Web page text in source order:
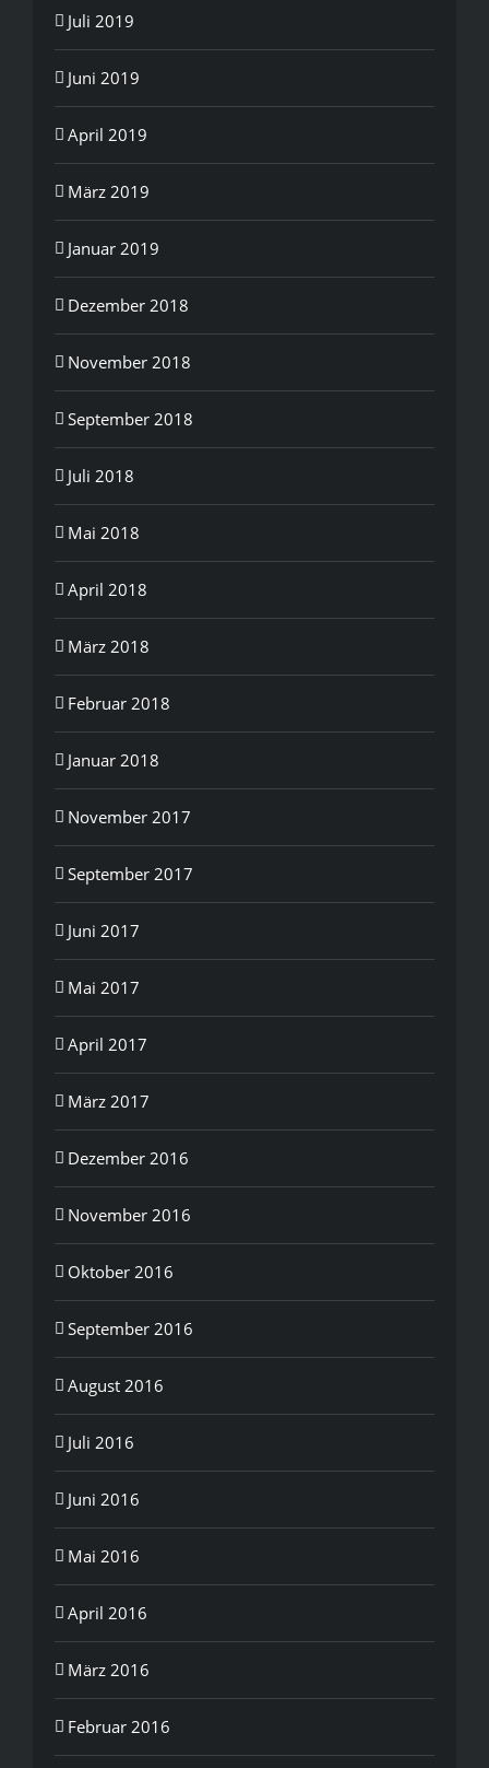
Juli 2019
Juni 2019
April 2019
März 2019
Januar 2019
Dezember 2018
November 2018
September 2018
Juli 2018
Mai 2018
April 2018
März 2018
Februar 2018
Januar 2018
November 2017
September 2017
Juni 2017
Mai 2017
April 2017
März 2017
Dezember 2016
November 2016
Oktober 2016
September 2016
August 2016
Juli 2016
Juni 2016
Mai 2016
April 2016
März 2016
Februar 2016